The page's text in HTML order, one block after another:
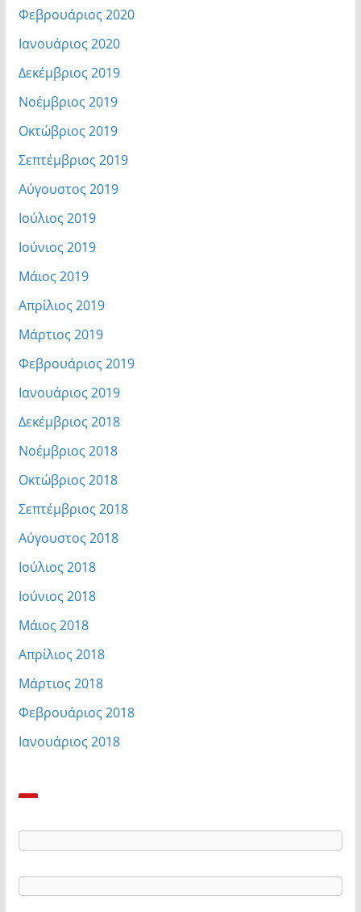
Φεβρουάριος 2020
Ιανουάριος 2020
Δεκέμβριος 2019
Νοέμβριος 2019
Οκτώβριος 2019
Σεπτέμβριος 2019
Αύγουστος 2019
Ιούλιος 2019
Ιούνιος 2019
Μάιος 2019
Απρίλιος 2019
Μάρτιος 2019
Φεβρουάριος 2019
Ιανουάριος 2019
Δεκέμβριος 2018
Νοέμβριος 2018
Οκτώβριος 2018
Σεπτέμβριος 2018
Αύγουστος 2018
Ιούλιος 2018
Ιούνιος 2018
Μάιος 2018
Απρίλιος 2018
Μάρτιος 2018
Φεβρουάριος 2018
Ιανουάριος 2018